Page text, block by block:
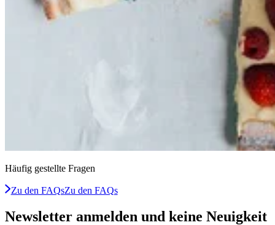
Häufig gestellte Fragen
Zu den FAQsZu den FAQs
Newsletter anmelden und keine Neuigkeit